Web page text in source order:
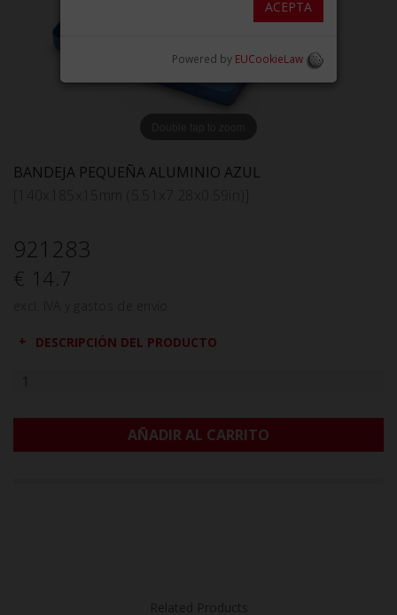
BANDEJA PEQUEÑA ALUMINIO AZUL
921283
€ 14.7
DESCRIPCIÓN DEL PRODUCTO
AÑADIR AL CARRITO
ACEPTA
Powered by EUCookieLaw